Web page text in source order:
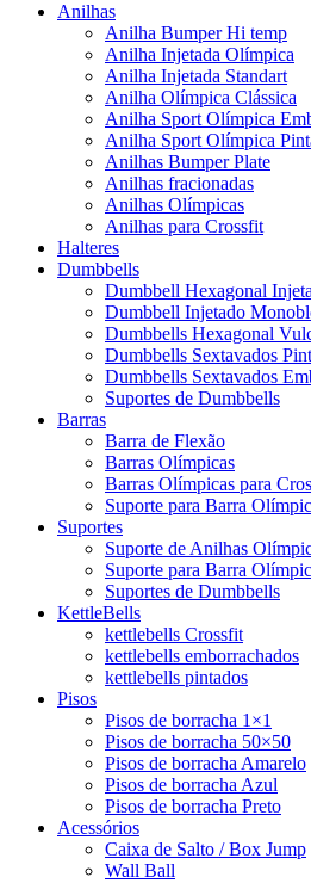
Anilhas
Anilha Bumper Hi temp
Anilha Injetada Olímpica
Anilha Injetada Standart
Anilha Olímpica Clássica
Anilha Sport Olímpica
Anilha Sport Olímpica
Anilhas Bumper Plate
Anilhas fracionadas
Anilhas Olímpicas
Anilhas para Crossfit
Halteres
Dumbbells
Dumbbell Hexagonal
Dumbbell Injetado
Dumbbells Hexagonal
Dumbbells Sextavados
Dumbbells Sextavados
Suportes de Dumbbells
Barras
Barra de Flexão
Barras Olímpicas
Barras Olímpicas para
Suporte para Barra
Suportes
Suporte de Anilhas
Suporte para Barra
Suportes de Dumbbells
KettleBells
kettlebells Crossfit
kettlebells emborrachados
kettlebells pintados
Pisos
Pisos de borracha 1×1
Pisos de borracha 50×50
Pisos de borracha Amarelo
Pisos de borracha Azul
Pisos de borracha Preto
Acessórios
Caixa de Salto / Box Jump
Wall Ball